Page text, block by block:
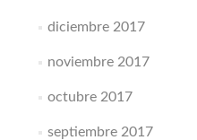
diciembre 2017
noviembre 2017
octubre 2017
septiembre 2017